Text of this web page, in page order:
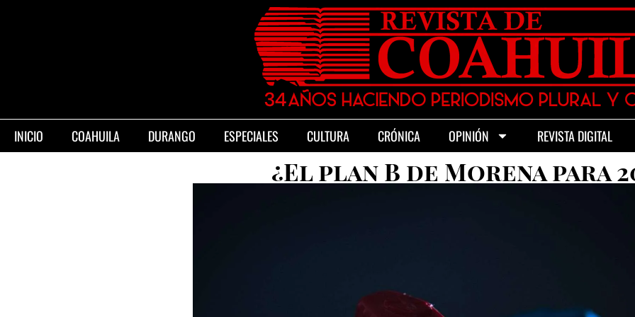
INICIO COAHUILA DURANGO ESPECIALES CULTURA CRÓNICA OPINIÓN REVISTA DIGITAL
¿El plan B de Morena para